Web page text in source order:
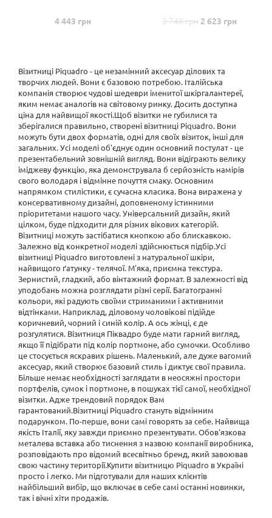
4 443 грн 3 748 грн 2 623 грн
Візитниці Piquadro - це незамінний аксесуар ділових та
творчих людей. Вони є базовою потребою. Італійська
компанія створює чудові шедеври іменитої шкіргалантереї,
яким немає аналогів на світовому ринку. Досить доступна
ціна для найвищої якості.Щоб візитки не губилися та
зберігалися правильно, створені візитниці Piquadro. Вони
можуть бути двох форматів, одні для своїх візиток, інші для
загальних. Усі моделі об'єднує один основний постулат - це
презентабельний зовнішній вигляд. Вони відіграють велику
іміджеву функцію, яка демонструвала б серйозність намірів
свого володаря і відмінне почуття смаку. Основним
напрямком стилістики, є сучасна класика. Вона виражена у
консервативному дизайні, доповненому істинними
пріоритетами нашого часу. Універсальний дизайн, який
цілком, буде підходити для різних вікових категорій.
Візитниці можуть застібатися кнопкою або блискавкою.
Залежно від конкретної моделі здійснюється підбір.Усі
візитниці Piquadro виготовлені з натуральної шкіри,
найвищого ґатунку - телячої. М'яка, приємна текстура.
Зернистий, гладкий, або вінтажний формат. В залежності від
уподобань можна розглядати різні серії. Багатогранні
кольори, які радують своїми стриманими і активними
відтінками. Наприклад, діловому чоловікові підійде
коричневий, чорний і синій колір. А ось жінці, є де
розгулятися. Візитниця Піквадро буде мати гарний вигляд,
якщо її підібрати під колір портмоне, або сумочки. Особливо
це стосується яскравих рішень. Маленький, але дуже вагомий
аксесуар, який створює базовий стиль і диктує свої правила.
Більше немає необхідності заглядати в неосяжні простори
портфелів, сумок і портмоне, в пошуках тієї самої, необхідної
візитки. Адже трендовий порядок Вам
гарантований.Візитниці Piquadro стануть відмінним
подарунком. По-перше, вони самі говорять за себе. Найвища
якість Італії, яку завжди приємно презентувати. Обов'язкова
металева вставка або тиснення з назвою компанії виробника,
розповідають про відомий всесвітньо бренд, який завоював
свою частину території.Купити візитницю Piquadro в Україні
просто і легко. Ми підготували для наших клієнтів
найбільший вибір, що включає в себе самі останні новинки,
так і вічні хіти продажів.